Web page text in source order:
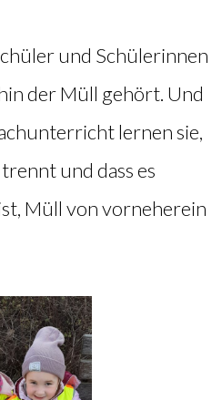
und Schülerinnen
der Müll gehört. Und
lernen sie,
und dass es
Müll von vorneherein